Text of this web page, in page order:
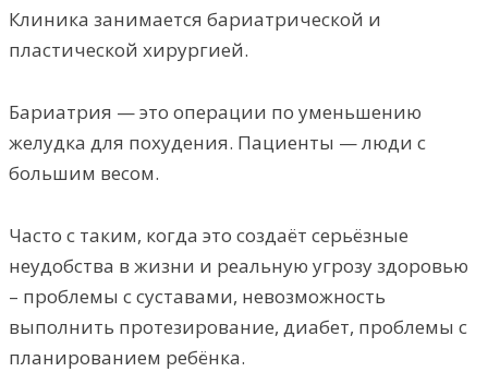
Клиника занимается бариатрической и
пластической хирургией.
Бариатрия — это операции по уменьшению
желудка для похудения. Пациенты — люди с
большим весом.
Часто с таким, когда это создаёт серьёзные
неудобства в жизни и реальную угрозу здоровью
– проблемы с суставами, невозможность
выполнить протезирование, диабет, проблемы с
планированием ребёнка.